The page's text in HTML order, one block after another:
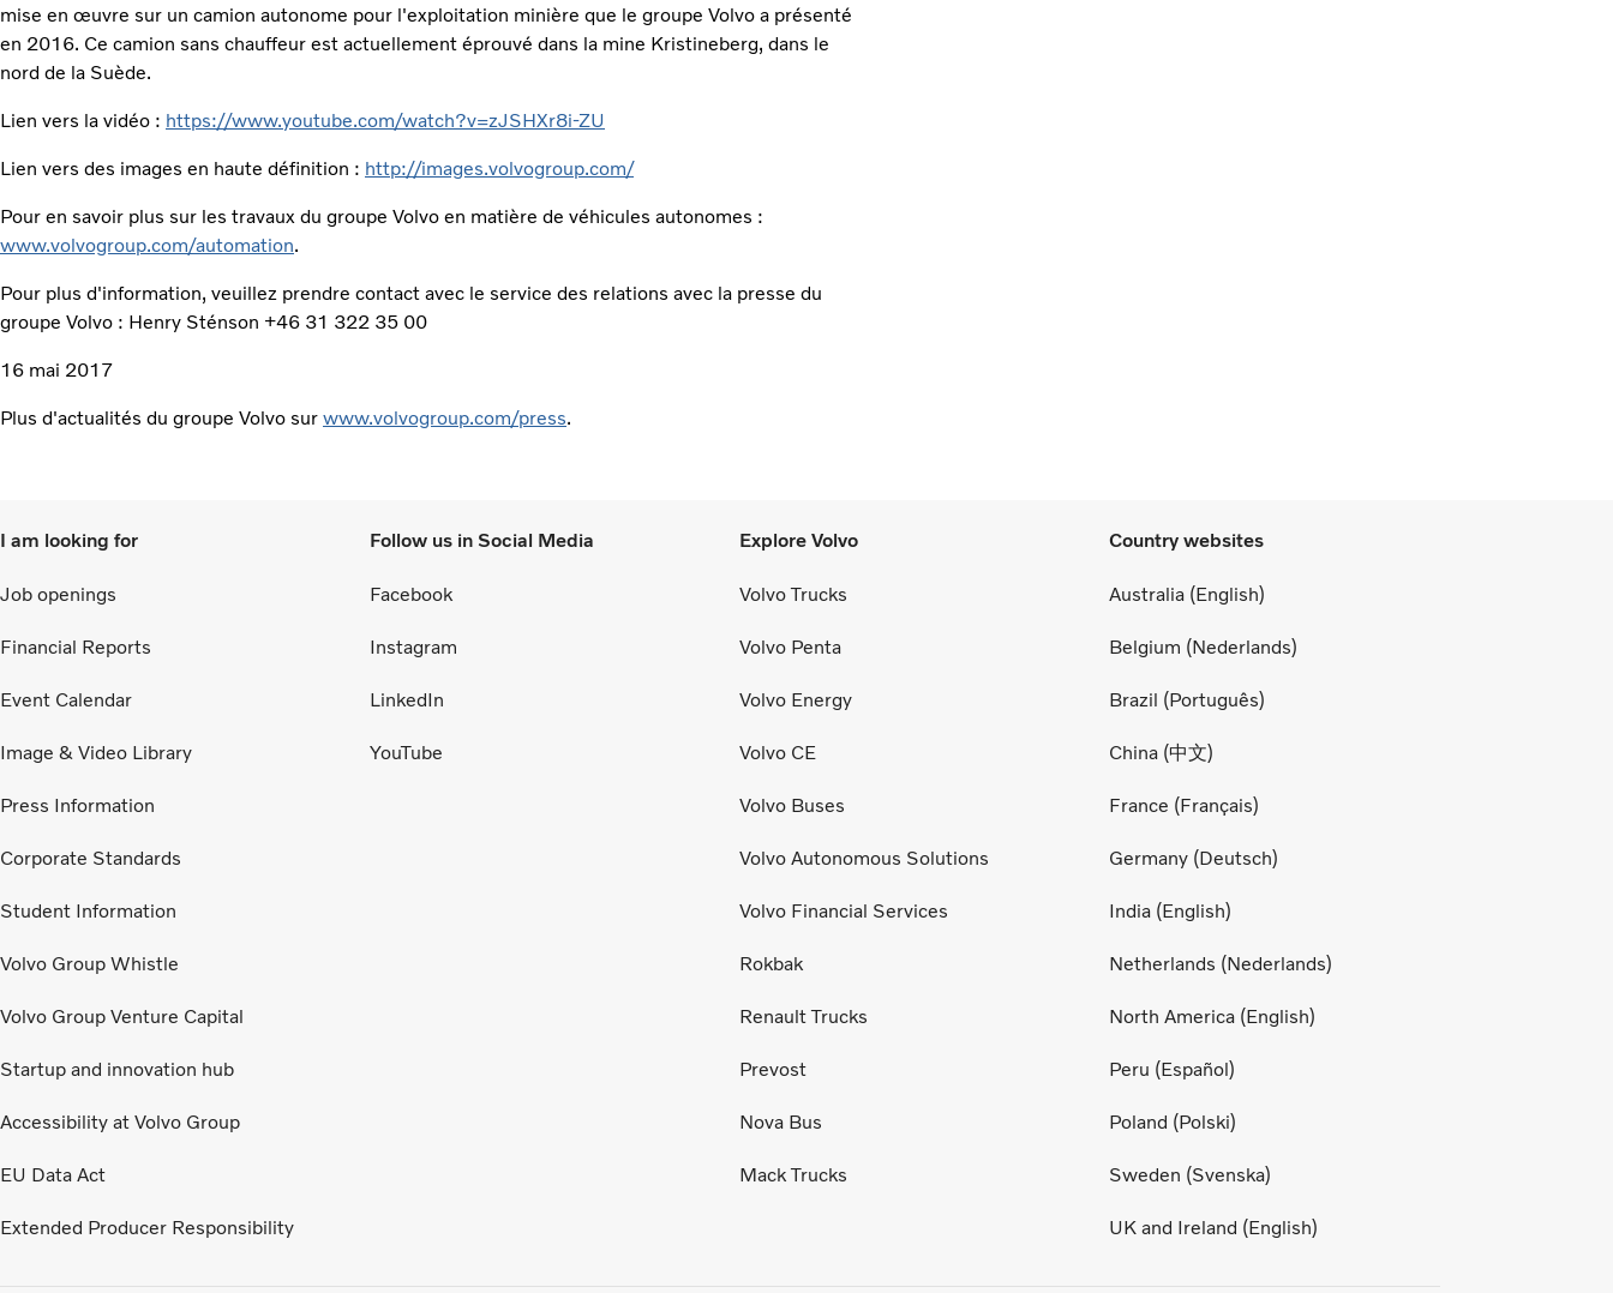
mise en œuvre sur un camion autonome pour l'exploitation minière que le groupe Volvo a présenté
en 2016. Ce camion sans chauffeur est actuellement éprouvé dans la mine Kristineberg, dans le
nord de la Suède.
Lien vers la vidéo : https://www.youtube.com/watch?v=zJSHXr8i-ZU
Lien vers des images en haute définition : http://images.volvogroup.com/
Pour en savoir plus sur les travaux du groupe Volvo en matière de véhicules autonomes :
www.volvogroup.com/automation.
Pour plus d'information, veuillez prendre contact avec le service des relations avec la presse du
groupe Volvo : Henry Sténson +46 31 322 35 00
16 mai 2017
Plus d'actualités du groupe Volvo sur www.volvogroup.com/press.
I am looking for
Job openings
Financial Reports
Event Calendar
Image & Video Library
Press Information
Corporate Standards
Student Information
Volvo Group Whistle
Volvo Group Venture Capital
Startup and innovation hub
Accessibility at Volvo Group
EU Data Act
Extended Producer Responsibility
Follow us in Social Media
Facebook
Instagram
LinkedIn
YouTube
Explore Volvo
Volvo Trucks
Volvo Penta
Volvo Energy
Volvo CE
Volvo Buses
Volvo Autonomous Solutions
Volvo Financial Services
Rokbak
Renault Trucks
Prevost
Nova Bus
Mack Trucks
Country websites
Australia (English)
Belgium (Nederlands)
Brazil (Português)
China (中文)
France (Français)
Germany (Deutsch)
India (English)
Netherlands (Nederlands)
North America (English)
Peru (Español)
Poland (Polski)
Sweden (Svenska)
UK and Ireland (English)